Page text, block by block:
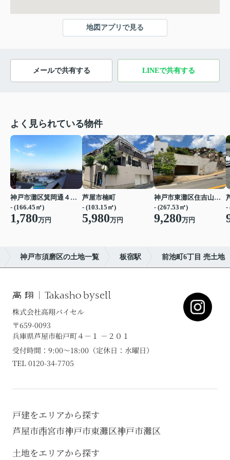
地図アプリで見る
メールで共有する LINEで共有する
よく見られている物件
神戸市灘区箕岡通４丁目
- (166.45㎡)
1,780万円
芦屋市楠町
- (103.15㎡)
5,980万円
神戸市東灘区住吉山手４丁目
- (267.53㎡)
9,280万円
-
神戸市須磨区の土地一覧 板宿駅 前池町6丁目 売土地
株式会社高翔バイセル
〒659-0093
兵庫県芦屋市船戸町４－１ －２０１
受付時間：9:00～18:00（定休日：水曜日）
TEL 0120-34-7705
戸建をエリアから探す
芦屋市西宮市神戸市東灘区神戸市灘区
土地をエリアから探す